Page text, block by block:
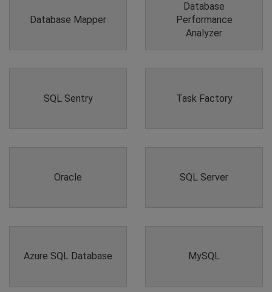
Database Mapper
Database
Performance
Analyzer
SQL Sentry Task Factory
Oracle SQL Server
Azure SQL Database MySQL